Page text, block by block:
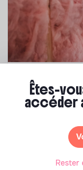
Compétences &
Top 8 des
énergétique
Marianne
Êtes-
accéder
Rester